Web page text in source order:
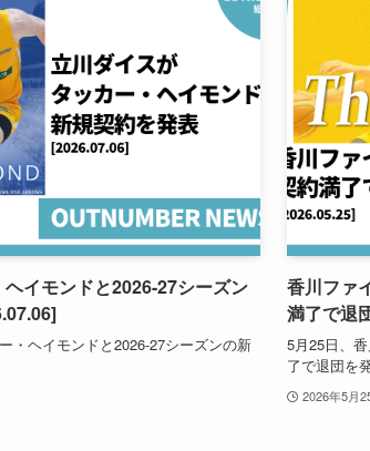
イモンドと2026-27シーズン
・ヘイモンドと2026-27シーズンの新
香川ファ
満了で退
5月25日、
了で退団を
2026年5月